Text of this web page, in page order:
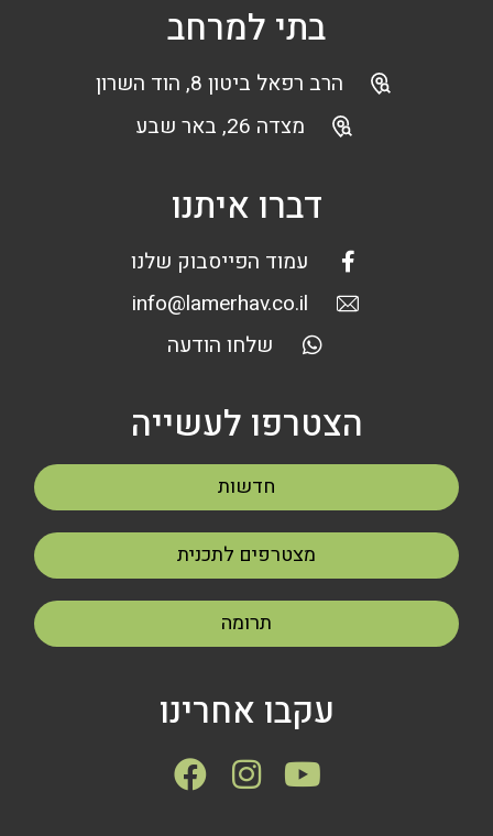
בתי למרחב
הרב רפאל ביטון 8, הוד השרון
מצדה 26, באר שבע
דברו איתנו
עמוד הפייסבוק שלנו
info@lamerhav.co.il
שלחו הודעה
הצטרפו לעשייה
חדשות
מצטרפים לתכנית
תרומה
עקבו אחרינו